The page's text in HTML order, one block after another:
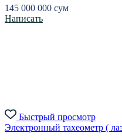
145 000 000 сум
Написать
Быстрый просмотр
Электронный тахеометр (